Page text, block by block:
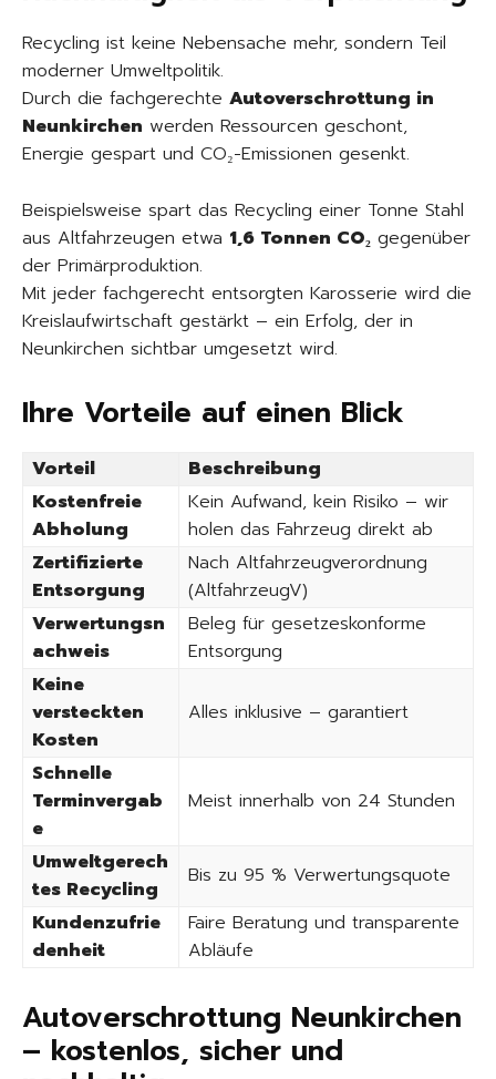
Recycling ist keine Nebensache mehr, sondern Teil
moderner Umweltpolitik.
Durch die fachgerechte Autoverschrottung in
Neunkirchen werden Ressourcen geschont,
Energie gespart und CO₂-Emissionen gesenkt.
Beispielsweise spart das Recycling einer Tonne Stahl
aus Altfahrzeugen etwa 1,6 Tonnen CO₂ gegenüber
der Primärproduktion.
Mit jeder fachgerecht entsorgten Karosserie wird die
Kreislaufwirtschaft gestärkt – ein Erfolg, der in
Neunkirchen sichtbar umgesetzt wird.
Ihre Vorteile auf einen Blick
Vorteil
Beschreibung
Kostenfreie
Abholung
Kein Aufwand, kein Risiko – wir
holen das Fahrzeug direkt ab
Zertifizierte
Entsorgung
Nach Altfahrzeugverordnung
(AltfahrzeugV)
Verwertungsn
achweis
Beleg für gesetzeskonforme
Entsorgung
Keine
versteckten
Kosten
Alles inklusive – garantiert
Schnelle
Terminvergab
e
Meist innerhalb von 24 Stunden
Umweltgerech
tes Recycling
Bis zu 95 % Verwertungsquote
Kundenzufrie
denheit
Faire Beratung und transparente
Abläufe
Autoverschrottung Neunkirchen
– kostenlos, sicher und